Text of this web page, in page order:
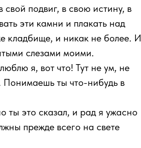
подвиг, в свою истину, в
эти камни и плакать над
кладбище, и никак не более. И
слезами моими.
я, вот что! Тут не ум, не
Понимаешь ты что-нибудь в
это сказал, и рад я ужасно
прежде всего на свете